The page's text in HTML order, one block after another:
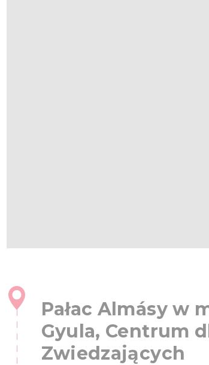
Pałac Almásy w
Gyula, Centrum
Zwiedzających